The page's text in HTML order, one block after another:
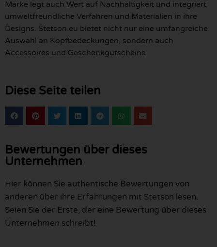
Marke legt auch Wert auf Nachhaltigkeit und integriert
umweltfreundliche Verfahren und Materialien in ihre
Designs. Stetson.eu bietet nicht nur eine umfangreiche
Auswahl an Kopfbedeckungen, sondern auch
Accessoires und Geschenkgutscheine.
Diese Seite teilen
Bewertungen über dieses
Unternehmen
Hier können Sie authentische Bewertungen von
anderen über ihre Erfahrungen mit Stetson lesen.
Seien Sie der Erste, der eine Bewertung über dieses
Unternehmen schreibt!